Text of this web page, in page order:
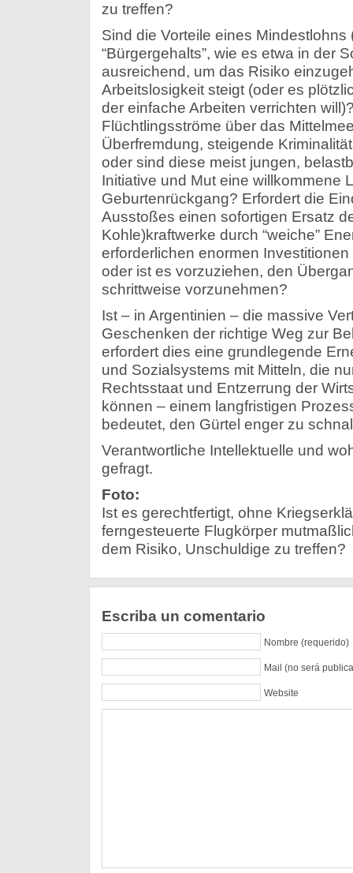
zu treffen?
Sind die Vorteile eines Mindestlohns
“Bürgergehalts”, wie es etwa in der
ausreichend, um das Risiko
Arbeitslosigkeit steigt (oder es
der einfache Arbeiten verrichten
Flüchtlingsströme über das
Überfremdung, steigende
oder sind diese meist jungen,
Initiative und Mut eine willkommene
Geburtenrückgang? Erfordert die
Ausstoßes einen sofortigen Ersatz
Kohle)kraftwerke durch “weiche”
erforderlichen enormen
oder ist es vorzuziehen, den
schrittweise vorzunehmen?
Ist – in Argentinien – die massive
Geschenken der richtige Weg zur
erfordert dies eine grundlegende
und Sozialsystems mit Mitteln, die
Rechtsstaat und Entzerrung der
können – einem langfristigen
bedeutet, den Gürtel enger zu
Verantwortliche Intellektuelle und
gefragt.
Foto:
Ist es gerechtfertigt, ohne
ferngesteuerte Flugkörper
dem Risiko, Unschuldige zu treffen?
Escriba un comentario
Nombre (requerido)
Mail (no será
Website